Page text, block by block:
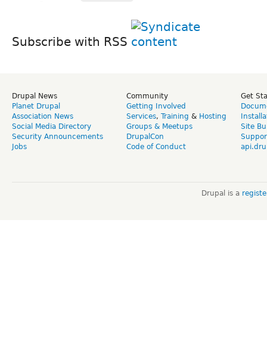
Subscribe with RSS
Drupal News
Planet Drupal
Association News
Social Media Directory
Security Announcements
Jobs
Community
Getting Involved
Services, Training & Hosting
Groups & Meetups
DrupalCon
Code of Conduct
Get
Site
Drupal is a